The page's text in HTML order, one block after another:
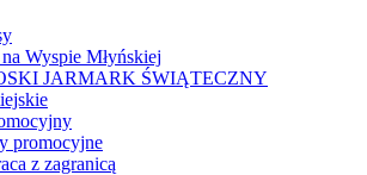
Wyspie Młyńskiej
JARMARK ŚWIĄTECZNY
promocyjne
z zagranicą